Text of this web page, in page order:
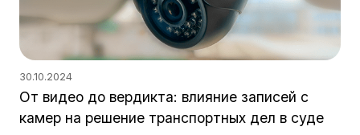
30.10.2024
От видео до вердикта: влияние записей с
камер на решение транспортных дел в суде